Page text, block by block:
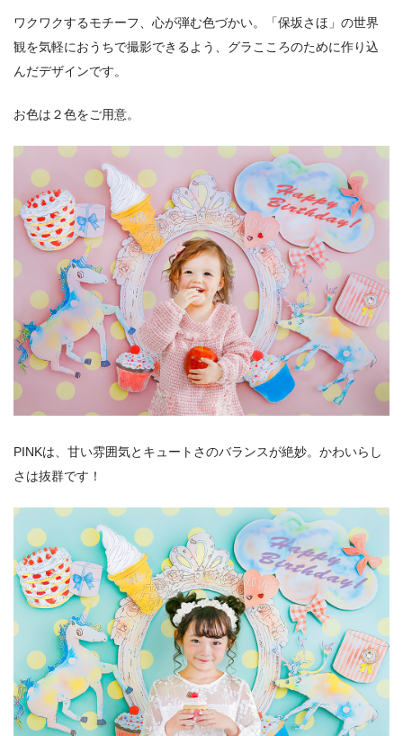
ワクワクするモチーフ、心が弾む色づかい。「保坂さほ」の世界
観を気軽におうちで撮影できるよう、グラこころのために作り込
んだデザインです。
お色は２色をご用意。
PINKは、甘い雰囲気とキュートさのバランスが絶妙。かわいらし
さは抜群です！